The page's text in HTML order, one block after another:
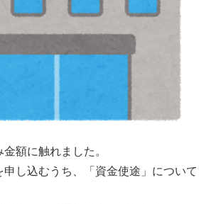
額に触れました。
申し込むうち、「資金使途」について